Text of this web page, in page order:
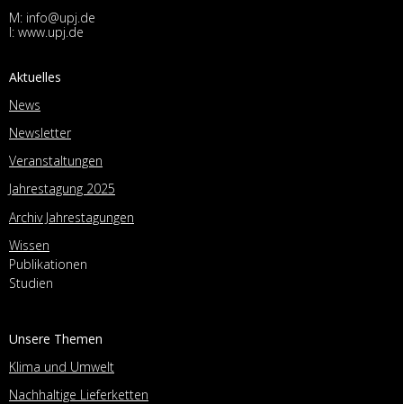
M: info@upj.de
I: www.upj.de
Aktuelles
News
Newsletter
Veranstaltungen
Jahrestagung 2025
Archiv Jahrestagungen
Wissen
Publikationen
Studien
Unsere Themen
Klima und Umwelt
Nachhaltige Lieferketten